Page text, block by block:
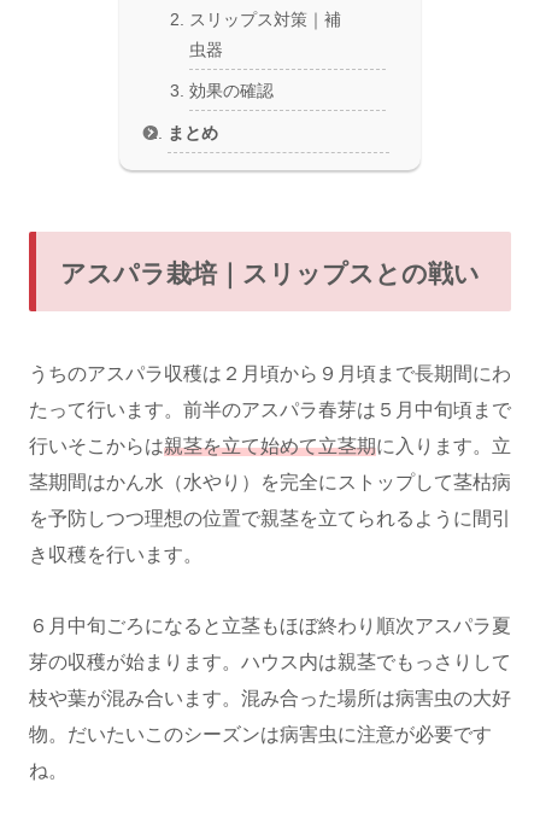
スリップス対策｜補
虫器
効果の確認
まとめ
アスパラ栽培｜スリップスとの戦い
うちのアスパラ収穫は２月頃から９月頃まで長期間にわ
たって行います。前半のアスパラ春芽は５月中旬頃まで
行いそこからは親茎を立て始めて立茎期に入ります。立
茎期間はかん水（水やり）を完全にストップして茎枯病
を予防しつつ理想の位置で親茎を立てられるように間引
き収穫を行います。
６月中旬ごろになると立茎もほぼ終わり順次アスパラ夏
芽の収穫が始まります。ハウス内は親茎でもっさりして
枝や葉が混み合います。混み合った場所は病害虫の大好
物。だいたいこのシーズンは病害虫に注意が必要です
ね。